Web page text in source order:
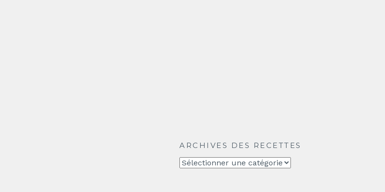
ARCHIVES DES RECETTES
Archives